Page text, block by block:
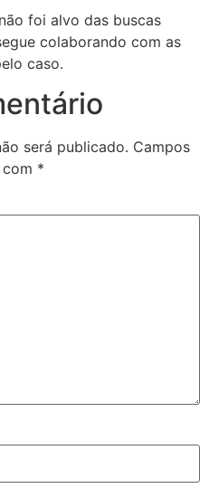
foi alvo das buscas
colaborando com as
caso.
será publicado. Campos
*